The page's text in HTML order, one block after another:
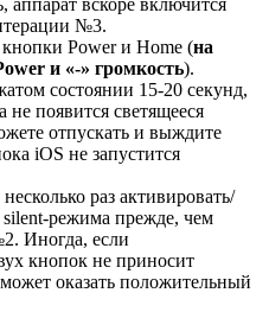
№3.
Power и Home (на
и «-» громкость).
состоянии 15-20 секунд,
не появится светящееся
отпускать и выждите
iOS не запустится
раз активировать/
silent-режима прежде, чем
Иногда, если
кнопок не приносит
оказать положительный